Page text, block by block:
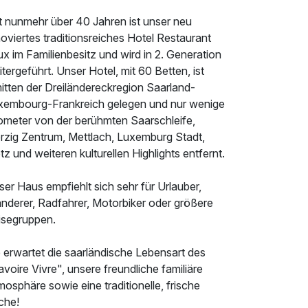
nunmehr über 40 Jahren ist unser neu
traditionsreiches Hotel Restaurant
im Familienbesitz und wird in 2. Generation
Unser Hotel, mit 60 Betten, ist
der Dreiländereckregion Saarland-
Frankreich gelegen und nur wenige
von der berühmten Saarschleife,
Zentrum, Mettlach, Luxemburg Stadt,
und weiteren kulturellen Highlights entfernt.
Haus empfiehlt sich sehr für Urlauber,
Radfahrer, Motorbiker oder größere
erwartet die saarländische Lebensart des
Vivre", unsere freundliche familiäre
sowie eine traditionelle, frische